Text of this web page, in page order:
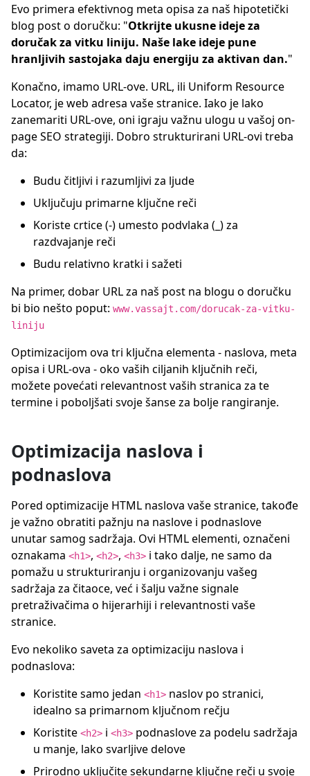
Evo primera efektivnog meta opisa za naš hipotetički
blog post o doručku: "Otkrijte ukusne ideje za
doručak za vitku liniju. Naše lake ideje pune
hranljivih sastojaka daju energiju za aktivan dan."
Konačno, imamo URL-ove. URL, ili Uniform Resource
Locator, je web adresa vaše stranice. Iako je lako
zanemariti URL-ove, oni igraju važnu ulogu u vašoj on-
page SEO strategiji. Dobro strukturirani URL-ovi treba
da:
Budu čitljivi i razumljivi za ljude
Uključuju primarne ključne reči
Koriste crtice (-) umesto podvlaka (_) za
razdvajanje reči
Budu relativno kratki i sažeti
Na primer, dobar URL za naš post na blogu o doručku
bi bio nešto poput: www.vassajt.com/dorucak-za-vitku-
liniju
Optimizacijom ova tri ključna elementa - naslova, meta
opisa i URL-ova - oko vaših ciljanih ključnih reči,
možete povećati relevantnost vaših stranica za te
termine i poboljšati svoje šanse za bolje rangiranje.
Optimizacija naslova i
podnaslova
Pored optimizacije HTML naslova vaše stranice, takođe
je važno obratiti pažnju na naslove i podnaslove
unutar samog sadržaja. Ovi HTML elementi, označeni
oznakama <h1>, <h2>, <h3> i tako dalje, ne samo da
pomažu u strukturiranju i organizovanju vašeg
sadržaja za čitaoce, već i šalju važne signale
pretraživačima o hijerarhiji i relevantnosti vaše
stranice.
Evo nekoliko saveta za optimizaciju naslova i
podnaslova:
Koristite samo jedan <h1> naslov po stranici,
idealno sa primarnom ključnom rečju
Koristite <h2> i <h3> podnaslove za podelu sadržaja
u manje, lako svarljive delove
Prirodno uključite sekundarne ključne reči u svoje